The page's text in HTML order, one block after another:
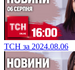
ТСН за 2024.08.06